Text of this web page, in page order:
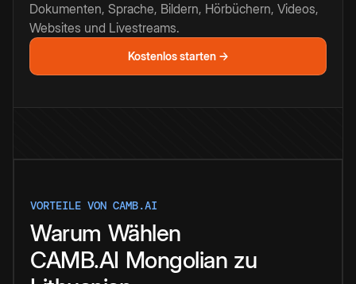
Dokumenten, Sprache, Bildern, Hörbüchern, Videos,
Websites und Livestreams.
Kostenlos starten →
VORTEILE VON CAMB.AI
Warum Wählen
CAMB.AI Mongolian zu